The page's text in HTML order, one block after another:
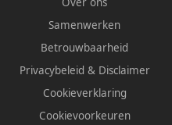
Samenwerken
Betrouwbaarheid
Privacybeleid & Disclaimer
Cookieverklaring
Cookievoorkeuren